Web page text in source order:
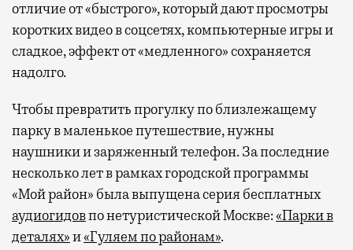
отличие от «быстрого», который дают просмотры
коротких видео в соцсетях, компьютерные игры и
сладкое, эффект от «медленного» сохраняется
надолго.
Чтобы превратить прогулку по близлежащему
парку в маленькое путешествие, нужны
наушники и заряженный телефон. За последние
несколько лет в рамках городской программы
«Мой район» была выпущена серия бесплатных
аудиогидовпо нетуристической Москве:«Парки в
деталях»и«Гуляем по районам».